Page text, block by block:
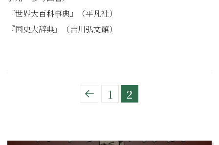
『世界大百科事典』（平凡社）
『国史大辞典』（吉川弘文館）
1 2